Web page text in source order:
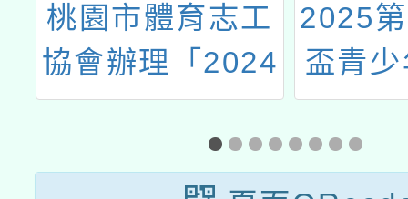
桃園市體育志工
協會辦理「2024
桃園市閩南語講
故事比賽」
2025
盃青